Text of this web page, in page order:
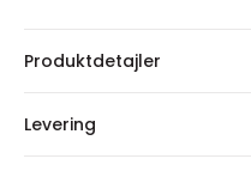
Produktdetajler
Levering